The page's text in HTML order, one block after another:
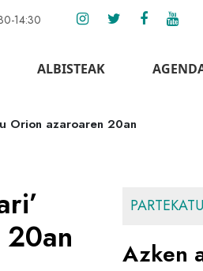
14:30
ALBISTEAK
Orion azaroaren 20an
Azken